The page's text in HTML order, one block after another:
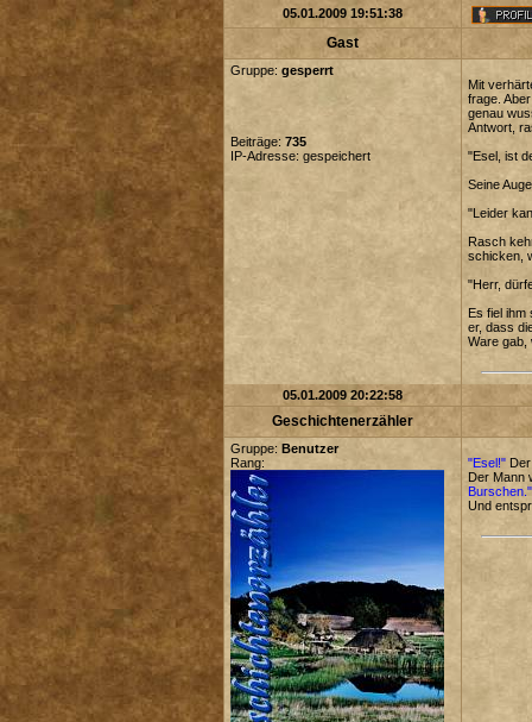
05.01.2009 19:51:38
Gast
Gruppe: gesperrt
Beiträge: 735
IP-Adresse: gespeichert
Mit
frage.
genau
Antwort,
"Esel, ist
Seine
"Leider
Rasch
schicken,
"Herr,
Es fiel ihm
er, dass
Ware gab,
05.01.2009 20:22:58
Geschichtenerzähler
Gruppe: Benutzer
Rang:
"Esel!"
Der Mann
Und